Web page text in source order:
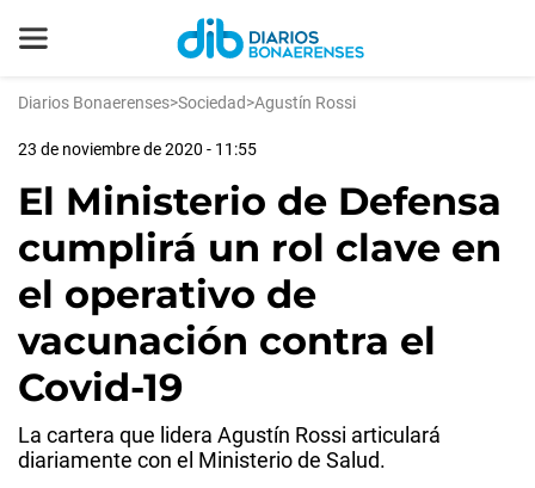
Diarios Bonaerenses>Sociedad>Agustín Rossi
23 de noviembre de 2020 - 11:55
El Ministerio de Defensa
cumplirá un rol clave en
el operativo de
vacunación contra el
Covid-19
La cartera que lidera Agustín Rossi articulará
diariamente con el Ministerio de Salud.